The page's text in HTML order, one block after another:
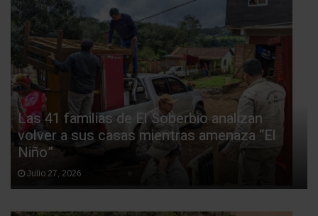
Las 41 familias de El Soberbio analizan
volver a sus casas mientras amenaza “El
Niño”
Julio 27, 2026